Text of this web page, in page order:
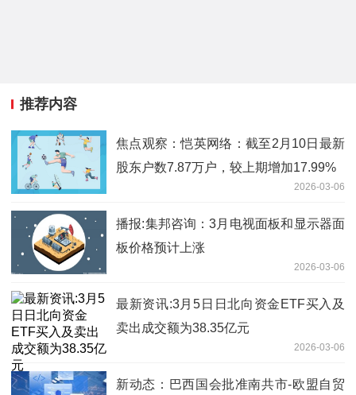
推荐内容
焦点观察：恺英网络：截至2月10日最新
股东户数7.87万户，较上期增加17.99%
2026-03-06
播报:集邦咨询：3月电视面板和显示器面
板价格预计上涨
2026-03-06
最新资讯:3月5日日北向资金ETF买入及
卖出成交额为38.35亿元
2026-03-06
新动态：巴西国会批准南共市-欧盟自贸